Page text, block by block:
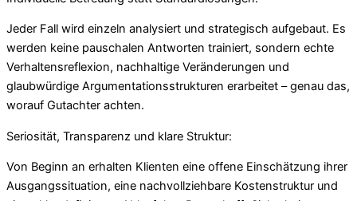
Jeder Fall wird einzeln analysiert und strategisch aufgebaut. Es
werden keine pauschalen Antworten trainiert, sondern echte
Verhaltensreflexion, nachhaltige Veränderungen und
glaubwürdige Argumentationsstrukturen erarbeitet – genau das,
worauf Gutachter achten.
Seriosität, Transparenz und klare Struktur:
Von Beginn an erhalten Klienten eine offene Einschätzung ihrer
Ausgangssituation, eine nachvollziehbare Kostenstruktur und